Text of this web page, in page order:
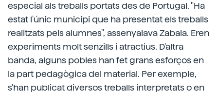
especial als treballs portats des de Portugal. "Ha
estat l'únic municipi que ha presentat els treballs
realitzats pels alumnes", assenyalava Zabala. Eren
experiments molt senzills i atractius. D'altra
banda, alguns pobles han fet grans esforços en
la part pedagògica del material. Per exemple,
s'han publicat diversos treballs interpretats o en